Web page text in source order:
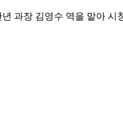
과장 김영수 역을 맡아 시